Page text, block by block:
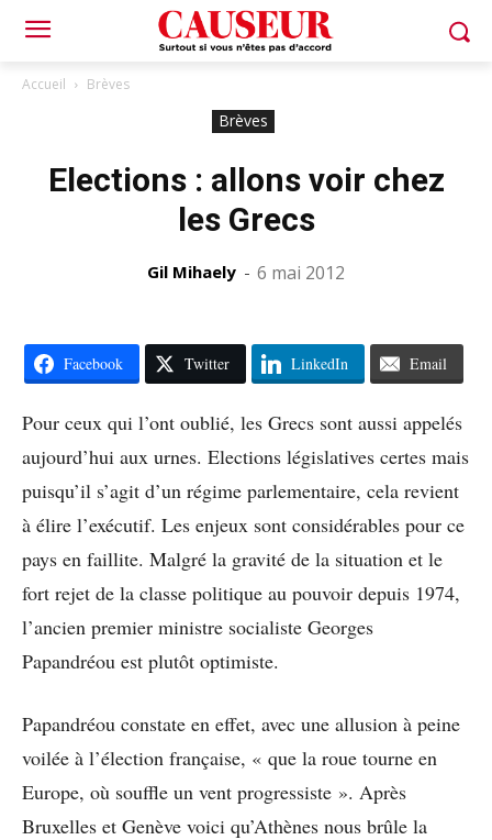
Accueil Brèves
Brèves
Elections : allons voir chez
les Grecs
Gil Mihaely - 6 mai 2012
Facebook Twitter LinkedIn Email
Pour ceux qui l’ont oublié, les Grecs sont aussi appelés
aujourd’hui aux urnes. Elections législatives certes mais
puisqu’il s’agit d’un régime parlementaire, cela revient
à élire l’exécutif. Les enjeux sont considérables pour ce
pays en faillite. Malgré la gravité de la situation et le
fort rejet de la classe politique au pouvoir depuis 1974,
l’ancien premier ministre socialiste Georges
Papandréou est plutôt optimiste.
Papandréou constate en effet, avec une allusion à peine
voilée à l’élection française, « que la roue tourne en
Europe, où souffle un vent progressiste ». Après
Bruxelles et Genève voici qu’Athènes nous brûle la